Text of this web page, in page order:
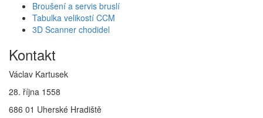
Broušení a servis bruslí
Tabulka velikostí CCM
3D Scanner chodidel
Kontakt
Václav Kartusek
28. října 1558
686 01 Uherské Hradiště